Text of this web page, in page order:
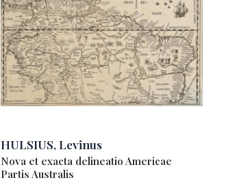
HULSIUS, Levinus
Nova et exacta delineatio Americae
Partis Australis